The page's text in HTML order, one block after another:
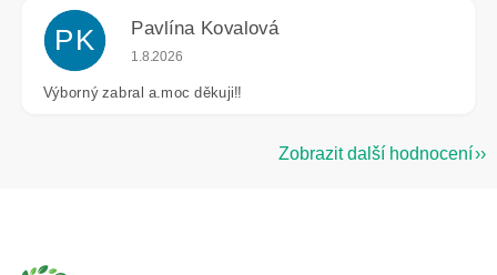
PK Pavlína Kovalová
Hodnocení obchodu je 5 z 5 hvězdiček.
1.8.2026
Výborný zabral a.moc děkuji!!
Zobrazit další hodnocení